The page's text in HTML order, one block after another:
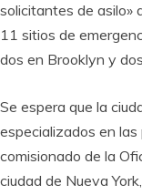
solicitantes de asilo»
11 sitios de
dos en Brooklyn y
Se espera que la
especializados en
comisionado de la
ciudad de Nueva